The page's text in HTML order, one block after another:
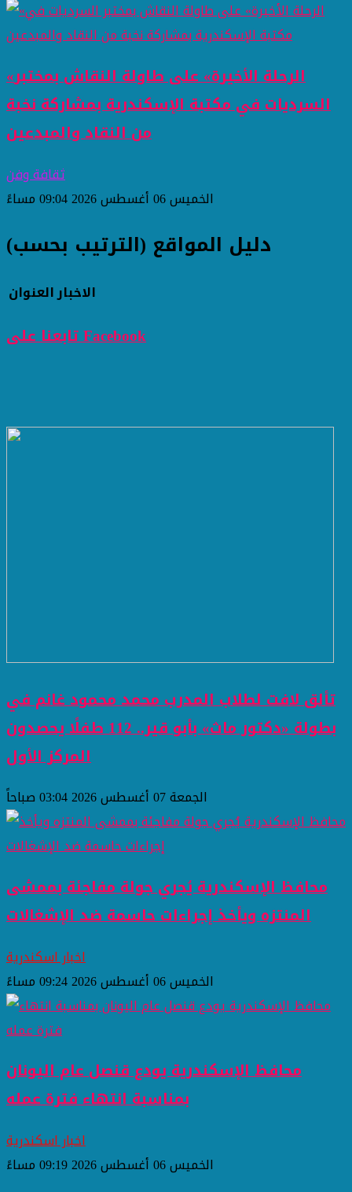
«الرحلة الأخيرة» على طاولة النقاش بمختبر
السرديات في مكتبة الإسكندرية بمشاركة نخبة
من النقاد والمبدعين
ثقافة وفن
الخميس 06 أغسطس 2026 09:04 مساءً
دليل المواقع (الترتيب بحسب)
العنوانالاخبار
تابعنا على Facebook
تألق لافت لطلاب المدرب محمد محمود غانم في
بطولة «دكتور ماث» بأبو قير.. 112 طفلًا يحصدون
المركز الأول
الجمعة 07 أغسطس 2026 03:04 صباحاً
محافظ الإسكندرية يُجري جولة مفاجئة بممشى
المنتزه ويأخذ إجراءات حاسمة ضد الإشغالات
اخبار اسكندرية
الخميس 06 أغسطس 2026 09:24 مساءً
محافظ الإسكندرية يودع قنصل عام اليونان
بمناسبة انتهاء فترة عمله
اخبار اسكندرية
الخميس 06 أغسطس 2026 09:19 مساءً